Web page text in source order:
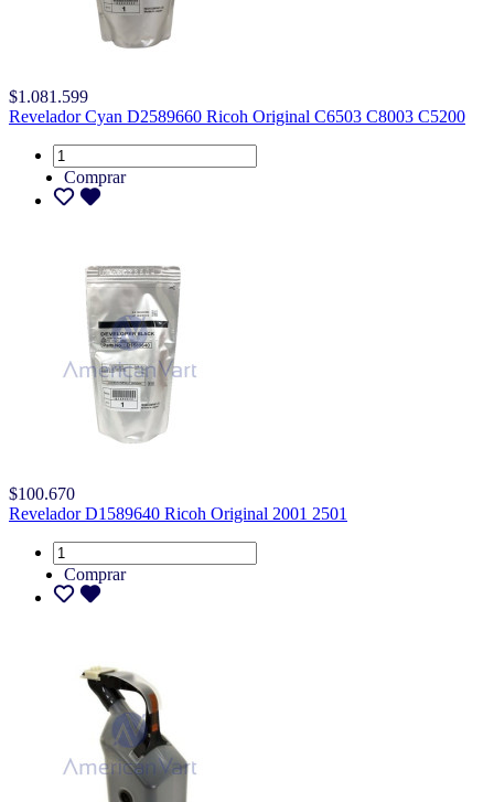
$1.081.599
Revelador Cyan D2589660 Ricoh Original C6503 C8003 C5200
Comprar
$100.670
Revelador D1589640 Ricoh Original 2001 2501
Comprar